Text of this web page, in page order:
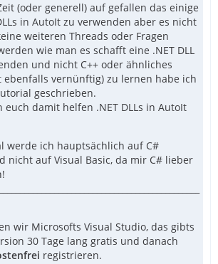
(oder generell) auf gefallen das einige
in AutoIt zu verwenden aber es nicht
weiteren Threads oder Fragen
wie man es schafft eine .NET DLL
und nicht C++ oder ähnliches
vernünftig) zu lernen habe ich
geschrieben.
euch damit helfen .NET DLLs in AutoIt
werde ich hauptsächlich auf C#
nicht auf Visual Basic, da mir C# lieber
wir Microsofts Visual Studio, das gibts
30 Tage lang gratis und danach
registrieren.